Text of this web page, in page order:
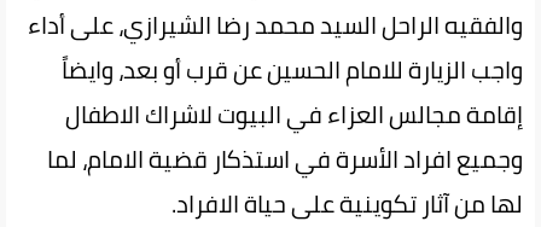
والفقيه الراحل السيد محمد رضا الشيرازي، على أداء
واجب الزيارة للامام الحسين عن قرب أو بعد، وايضاً
إقامة مجالس العزاء في البيوت لاشراك الاطفال
وجميع افراد الأسرة في استذكار قضية الامام، لما
لها من آثار تكوينية على حياة الافراد.